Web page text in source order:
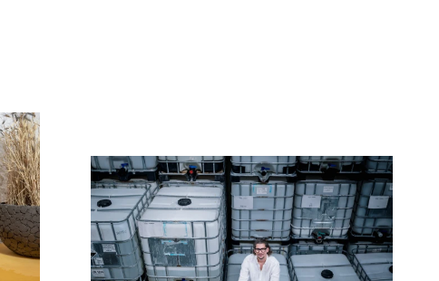
Vagy fedezze fel a következő témákat
Üzlet Pénz Zöld Legyél jobb!